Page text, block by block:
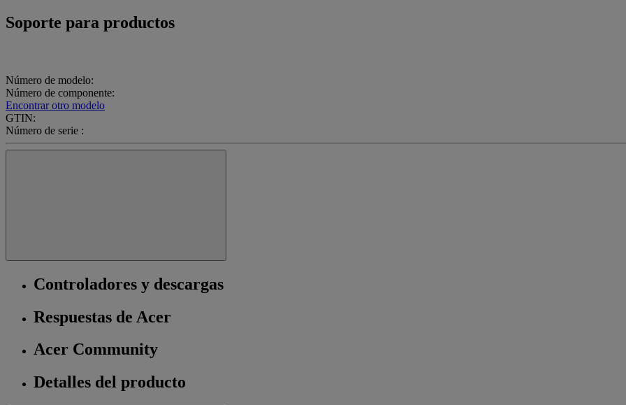
Soporte para productos
Número de modelo:
Número de componente:
Encontrar otro modelo
GTIN:
Número de serie :
Controladores y descargas
Respuestas de Acer
Acer Community
Detalles del producto